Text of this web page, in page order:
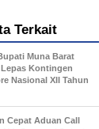
Terkait
Muna Barat
Kontingen
Nasional XII Tahun
Cepat Aduan Call